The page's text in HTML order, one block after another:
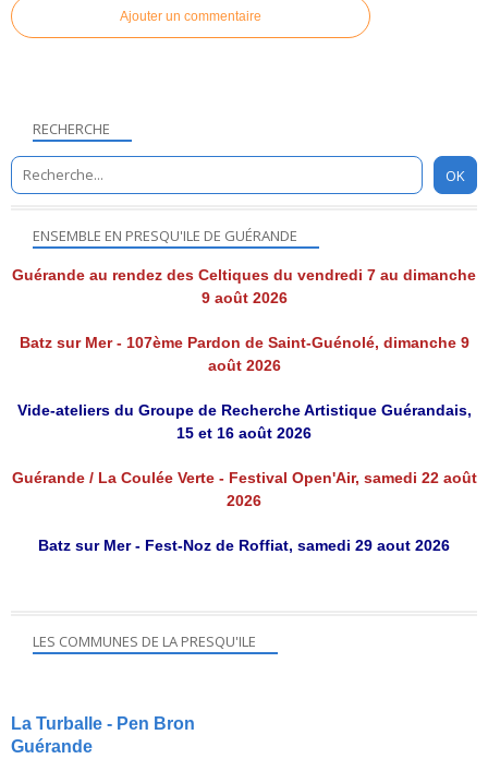
Ajouter un commentaire
RECHERCHE
ENSEMBLE EN PRESQU'ILE DE GUÉRANDE
Guérande au rendez des Celtiques du vendredi 7 au dimanche
9 août 2026
Batz sur Mer - 107ème Pardon de Saint-Guénolé, dimanche 9
août 2026
Vide-ateliers du Groupe de Recherche Artistique Guérandais,
15 et 16 août 2026
Guérande / La Coulée Verte - Festival Open'Air, samedi 22 août
2026
Batz sur Mer - Fest-Noz de Roffiat, samedi 29 aout 2026
LES COMMUNES DE LA PRESQU'ILE
La Turballe - Pen Bron
Guérande